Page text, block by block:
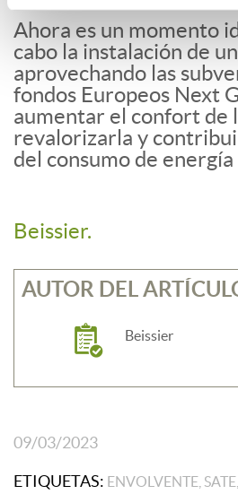
Ahora es un momento
cabo la instalación de
aprovechando las
fondos Europeos Next
aumentar el confort de
revalorizarla y
del consumo de
Beissier.
AUTOR DEL
Beissier
09/03/2023
ETIQUETAS: ENVOLVENTE,